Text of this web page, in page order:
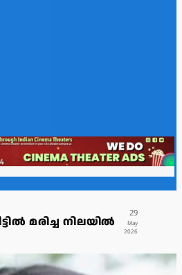
മരിച്ച നിലയിൽ
29
May
2026